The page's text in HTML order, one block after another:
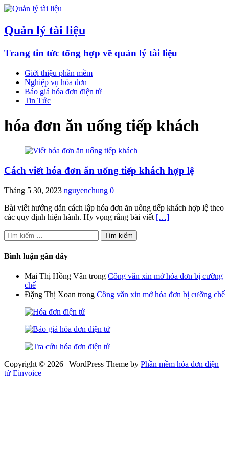
Quản lý tài liệu
Trang tin tức tổng hợp về quản lý tài liệu
Giới thiệu phần mềm
Nghiệp vụ hóa đơn
Báo giá hóa đơn điện tử
Tin Tức
hóa đơn ăn uống tiếp khách
Cách viết hóa đơn ăn uống tiếp khách hợp lệ
Tháng 5 30, 2023 nguyenchung 0
Bài viết hướng dẫn cách lập hóa đơn ăn uống tiếp khách hợp lệ theo
các quy định hiện hành. Hy vọng rằng bài viết […]
Tìm
kiếm
cho:
Bình luận gần đây
Mai Thị Hồng Vân trong Công văn xin mở hóa đơn bị cưỡng
chế
Đặng Thị Xoan trong Công văn xin mở hóa đơn bị cưỡng chế
Copyright © 2026 | WordPress Theme by Phần mềm hóa đơn điện
tử Einvoice